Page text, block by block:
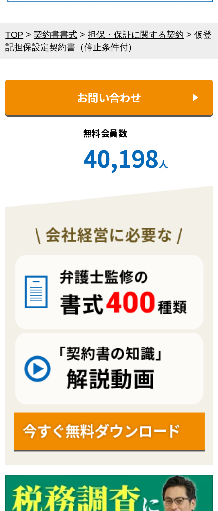
TOP >契約書書式 >担保・保証に関する契約 >仮登
記担保設定契約書（停止条件付）
お問い合わせ
無料会員数
40,198人